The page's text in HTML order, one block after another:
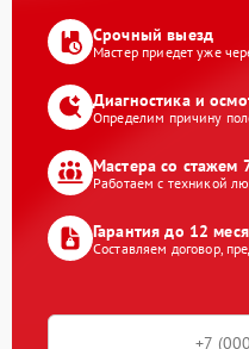
Срочный выезд
Мастер приедет уже
Диагностика и
Определим причину
Мастера со стажем
Работаем с техникой
Гарантия до 12
Составляем договор,